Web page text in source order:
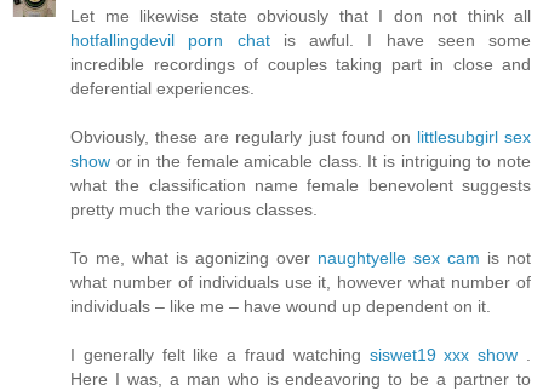
Let me likewise state obviously that I don not think all
hotfallingdevil porn chatis awful. I have seen some
incredible recordings of couples taking part in close and
deferential experiences.
Obviously, these are regularly just found on littlesubgirl sex
show or in the female amicable class. It is intriguing to note
what the classification name female benevolent suggests
pretty much the various classes.
To me, what is agonizing over naughtyelle sex cam is not
what number of individuals use it, however what number of
individuals – like me – have wound up dependent on it.
I generally felt like a fraud watching siswet19 xxx show
Here I was, a man who is endeavoring to be a partner to